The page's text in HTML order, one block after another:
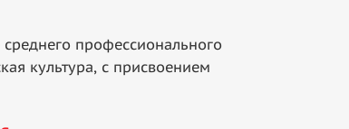
профессионального
культура, с присвоением